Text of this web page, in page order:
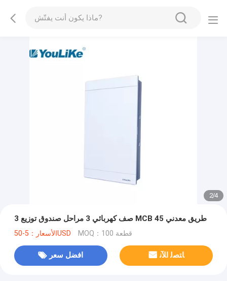
2/4
3 صف كهربائي 3 مراحل صندوق توزيع MCB 45 طريق معدني
الأسعار：5-50USD MOQ：100 قطعة
افضل سعر ﺎﺘﺼﻟ ﺍﻶﻧ